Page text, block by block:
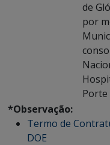
de
por
Porte
*Observação:
Termo de
DOE